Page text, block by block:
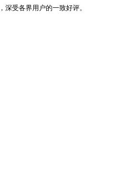
受各界用户的一致好评。